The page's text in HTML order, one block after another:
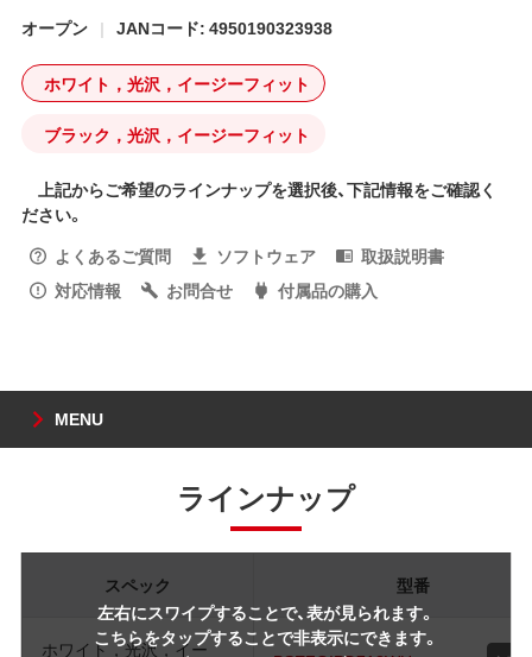
オープン JANコード: 4950190323938
ホワイト，光沢，イージーフィット
ブラック，光沢，イージーフィット
上記からご希望のラインナップを選択後、下記情報をご確認く
ださい。
よくあるご質問
ソフトウェア
取扱説明書
対応情報
お問合せ 付属品の購入
MENU
ラインナップ
左右にスワイプすることで、表が見られます。
こちらをタップすることで非表示にできます。
スペック 型番
ホワイト，光沢，イー